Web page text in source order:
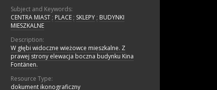
Subject and Keywords:
CENTRA MIAST ; PLACE ; SKLEPY ; BUDYNKI
MIESZKALNE
Description:
W głębi widoczne wieżowce mieszkalne. Z
prawej strony elewacja boczna budynku Kina
Fontänen.
Resource Type:
dokument ikonograficzny